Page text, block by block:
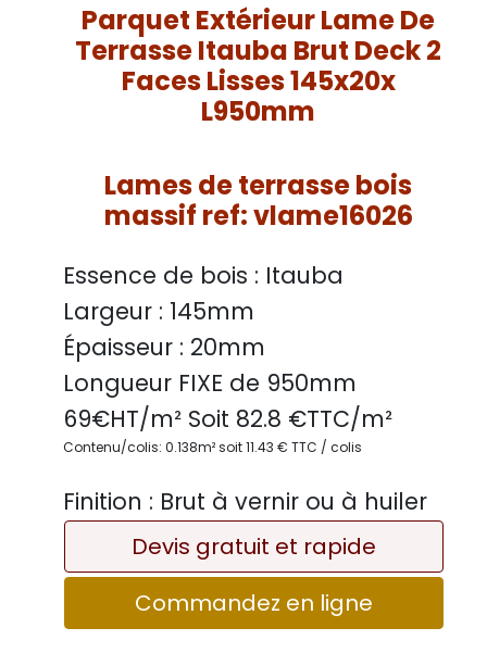
Parquet Extérieur Lame De
Terrasse Itauba Brut Deck 2
Faces Lisses 145x20x
L950mm
Lames de terrasse bois
massif ref: vlame16026
Essence de bois : Itauba
Largeur : 145mm
Épaisseur : 20mm
Longueur FIXE de 950mm
69€HT/m² Soit 82.8 €TTC/m²
Contenu/colis: 0.138m² soit 11.43 € TTC / colis
Finition : Brut à vernir ou à huiler
Devis gratuit et rapide
Commandez en ligne